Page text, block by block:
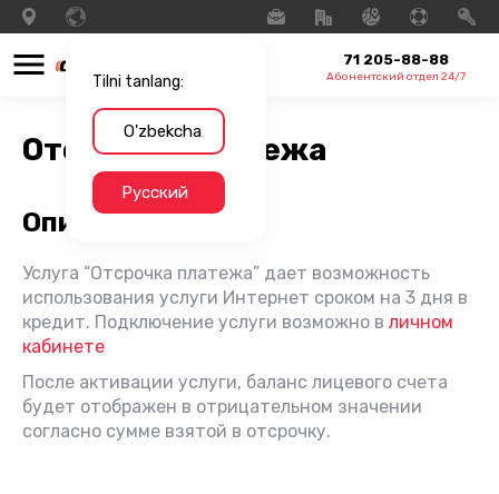
Tilni tanlang:
O'zbekcha
Русский
71 205-88-88
Абонентский отдел 24/7
Отсрочка платежа
Описание услуги
Услуга “Отсрочка платежа” дает возможность
использования услуги Интернет сроком на 3 дня в
кредит. Подключение услуги возможно в личном
кабинете
После активации услуги, баланс лицевого счета
будет отображен в отрицательном значении
согласно сумме взятой в отсрочку.